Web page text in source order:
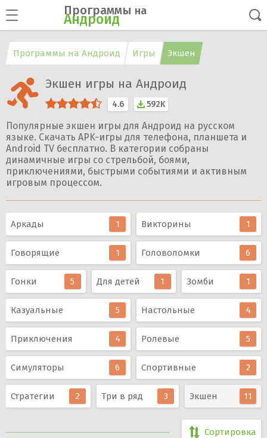
Программы на
Андроид
Программы на Андроид Игры Экшен
Экшен игры на Андроид
4.6 592K
Популярные экшен игры для Андроид на русском
языке. Скачать APK-игры для телефона, планшета и
Android TV бесплатно. В категории собраны
динамичные игры со стрельбой, боями,
приключениями, быстрыми событиями и активным
игровым процессом.
Аркады 1 Викторины 1
Говорящие 1 Головоломки 6
Гонки 5 Для детей 1 Зомби 1
Казуальные 5 Настольные 4
Приключения 4 Ролевые 5
Симуляторы 6 Спортивные 2
Стратегии 2 Три в ряд 3 Экшен 11
Сортировка